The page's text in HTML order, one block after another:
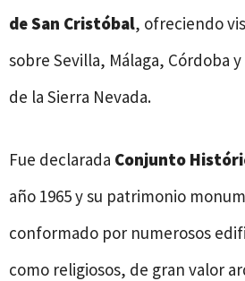
de San Cristóbal, ofreciendo
sobre Sevilla, Málaga, Córdoba
de la Sierra Nevada.
Fue declarada Conjunto
año 1965 y su patrimonio
conformado por numerosos
como religiosos, de gran valor